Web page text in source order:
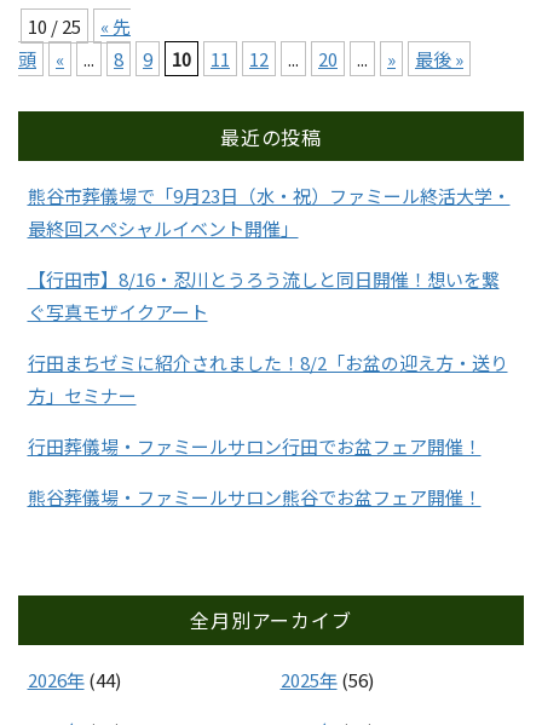
10 / 25
« 先
頭
« ... 8 9 10 11 12 ... 20 ... » 最後 »
最近の投稿
熊谷市葬儀場で「9月23日（水・祝）ファミール終活大学・
最終回スペシャルイベント開催」
【行田市】8/16・忍川とうろう流しと同日開催！想いを繋
ぐ写真モザイクアート
行田まちゼミに紹介されました！8/2「お盆の迎え方・送り
方」セミナー
行田葬儀場・ファミールサロン行田でお盆フェア開催！
熊谷葬儀場・ファミールサロン熊谷でお盆フェア開催！
全月別アーカイブ
2026年(44) 2025年(56)